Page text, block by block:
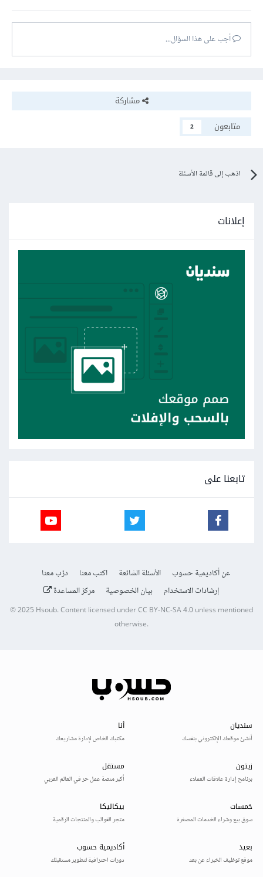
أجب على هذا السؤال...
مشاركة
متابعون
2
اذهب إلى قائمة الأسئلة
إعلانات
تابعنا على
عن أكاديمية حسوب الأسئلة الشائعة اكتب معنا
درّب معنا
إرشادات الاستخدام
بيان الخصوصية مركز المساعدة
© 2025Hsoub.Content licensed underCC BY-NC-SA 4.0unless mentioned
otherwise.